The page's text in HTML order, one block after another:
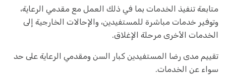
متابعة تنفيذ الخدمات بما في ذلك العمل مع مقدمي الرعاية،
وتوفير خدمات مباشرة للمستفيدين، والإحالات الخارجية إلى
الخدمات الأخرى مرحلة الإغلاق.
تقييم مدى رضا المستفيدين كبار السن ومقدمي الرعاية على حد
سواء عن الخدمات.